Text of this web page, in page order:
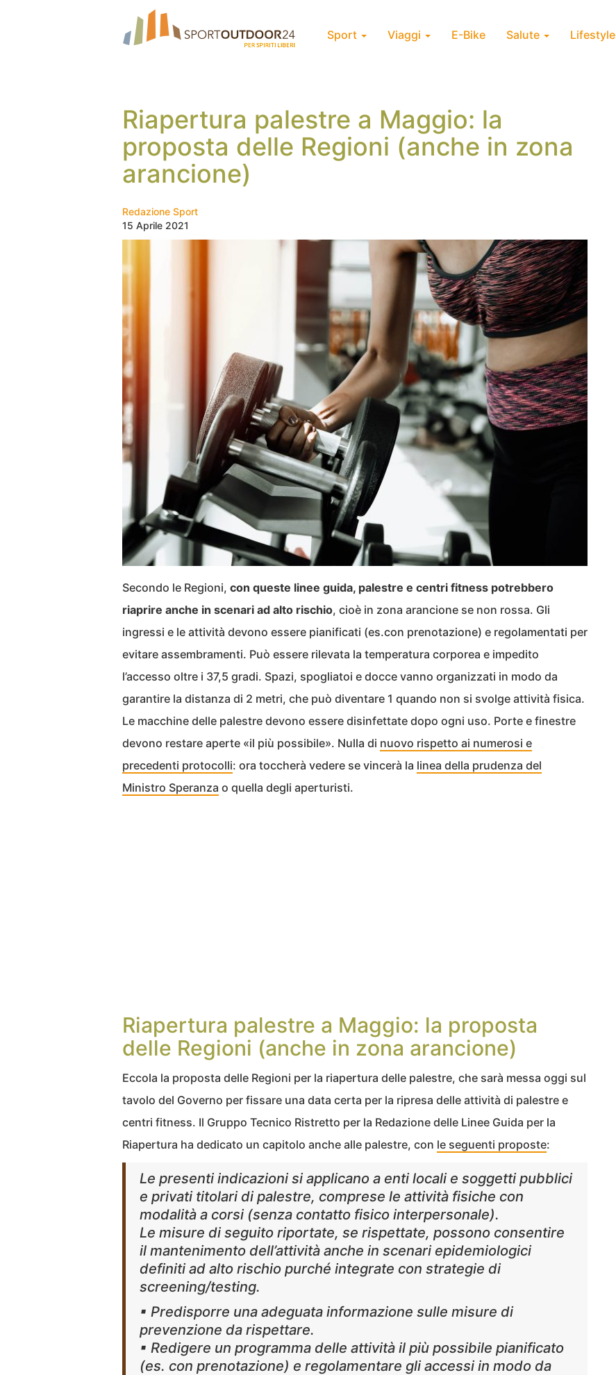
Sport Viaggi E-Bike Salute Lifestyle
Riapertura palestre a Maggio: la
proposta delle Regioni (anche in zona
arancione)
Redazione Sport
15 Aprile 2021
Secondo le Regioni, con queste linee guida, palestre e centri fitness potrebbero
riaprire anche in scenari ad alto rischio, cioè in zona arancione se non rossa. Gli
ingressi e le attività devono essere pianificati (es.con prenotazione) e regolamentati per
evitare assembramenti. Può essere rilevata la temperatura corporea e impedito
l’accesso oltre i 37,5 gradi. Spazi, spogliatoi e docce vanno organizzati in modo da
garantire la distanza di 2 metri, che può diventare 1 quando non si svolge attività fisica.
Le macchine delle palestre devono essere disinfettate dopo ogni uso. Porte e finestre
devono restare aperte «il più possibile». Nulla di nuovo rispetto ai numerosi e
precedenti protocolli: ora toccherà vedere se vincerà la linea della prudenza del
Ministro Speranza o quella degli aperturisti.
Riapertura palestre a Maggio: la proposta
delle Regioni (anche in zona arancione)
Eccola la proposta delle Regioni per la riapertura delle palestre, che sarà messa oggi sul
tavolo del Governo per fissare una data certa per la ripresa delle attività di palestre e
centri fitness. Il Gruppo Tecnico Ristretto per la Redazione delle Linee Guida per la
Riapertura ha dedicato un capitolo anche alle palestre, con le seguenti proposte:
Le presenti indicazioni si applicano a enti locali e soggetti pubblici
e privati titolari di palestre, comprese le attività fisiche con
modalità a corsi (senza contatto fisico interpersonale).
Le misure di seguito riportate, se rispettate, possono consentire
il mantenimento dell’attività anche in scenari epidemiologici
definiti ad alto rischio purché integrate con strategie di
screening/testing.
▪ Predisporre una adeguata informazione sulle misure di
prevenzione da rispettare.
▪ Redigere un programma delle attività il più possibile pianificato
(es. con prenotazione) e regolamentare gli accessi in modo da